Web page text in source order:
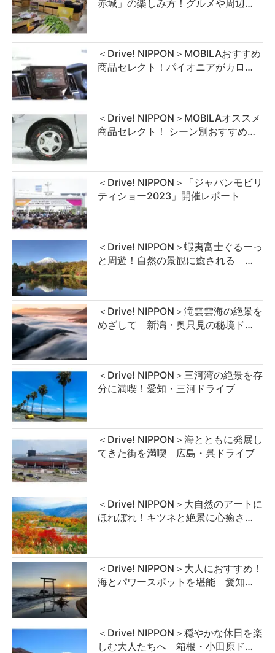
赤城」の楽しみ方！グルメや周辺…
＜Drive! NIPPON＞MOBILAおすすめ
商品セレクト！パイオニアがカロ…
＜Drive! NIPPON＞MOBILAオススメ
商品セレクト！ シーン別おすすめ…
＜Drive! NIPPON＞「ジャパンモビリ
ティショー2023」開催レポート
＜Drive! NIPPON＞蝦夷富士ぐるーっ
と周遊！自然の景観に癒される …
＜Drive! NIPPON＞滝雲雲海の絶景を
めざして 新潟・奥只見の秘境ド…
＜Drive! NIPPON＞三河湾の絶景を存
分に満喫！愛知・三河ドライブ
＜Drive! NIPPON＞海とともに発展し
てきた街を満喫 広島・呉ドライブ
＜Drive! NIPPON＞大自然のアートに
ほれぼれ！キツネと絶景に心癒さ…
＜Drive! NIPPON＞大人におすすめ！
海とパワースポットを堪能 愛知…
＜Drive! NIPPON＞穏やかな休日を楽
しむ大人たちへ 箱根・小田原ド…